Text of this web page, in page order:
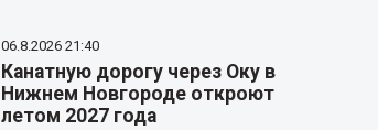
06.8.2026 21:40
Канатную дорогу через Оку в
Нижнем Новгороде откроют
летом 2027 года